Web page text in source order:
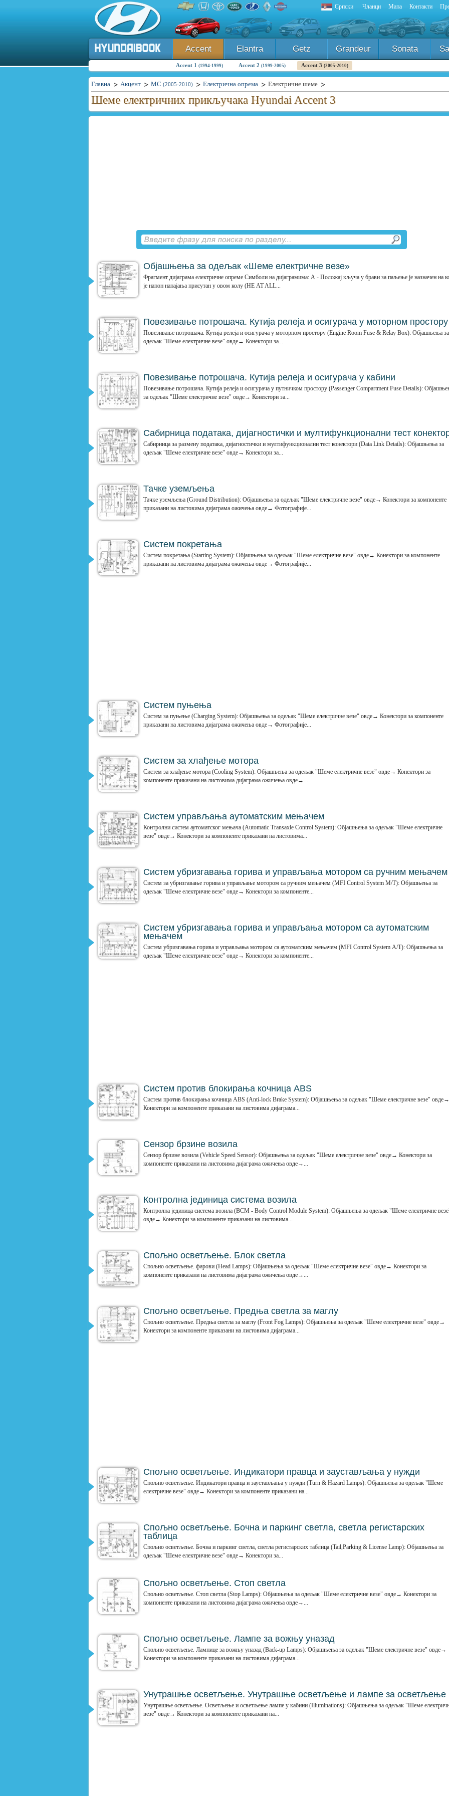
Српски Чланци Мапа Контакти
Accent Elantra Getz Grandeur Sonata
Accent 1 (1994-1999) Accent 2 (1999-2005) Accent 3 (2005-2010)
Главна Акцент MC (2005-2010) Електрична опрема Електричне шеме
Шеме електричних прикључака Hyundai Accent 3
Објашњења за одељак «Шеме електричне везе»
Фрагмент дијаграма електричне опреме Симболи на дијаграмима: А - Положај кључа у брави за паљење је назначен на
је напон напајања присутан у овом колу (НЕ AT ALL...
Повезивање потрошача. Кутија релеја и осигурача у моторном простору
Повезивање потрошача. Кутија релеја и осигурача у моторном простору (Engine Room Fuse & Relay Box): Објашњења за
одељак "Шеме електричне везе" овде→ Конектори за...
Повезивање потрошача. Кутија релеја и осигурача у кабини
Повезивање потрошача. Кутија релеја и осигурача у путничком простору (Passenger Compartment Fuse Details):
за одељак "Шеме електричне везе" овде→ Конектори за...
Сабирница података, дијагностички и мултифункционални тест
Сабирница за размену података, дијагностички и мултифункционални тест конектори (Data Link Details): Објашњења за
одељак "Шеме електричне везе" овде→ Конектори за...
Тачке уземљења
Тачке уземљења (Ground Distribution): Објашњења за одељак "Шеме електричне везе" овде→ Конектори за компоненте
приказани на листовима дијаграма ожичења овде→ Фотографије...
Систем покретања
Систем покретања (Starting System): Објашњења за одељак "Шеме електричне везе" овде→ Конектори за компоненте
приказани на листовима дијаграма ожичења овде→ Фотографије...
Систем пуњења
Систем за пуњење (Charging System): Објашњења за одељак "Шеме електричне везе" овде→ Конектори за компоненте
приказани на листовима дијаграма ожичења овде→ Фотографије...
Систем за хлађење мотора
Систем за хлађење мотора (Cooling System): Објашњења за одељак "Шеме електричне везе" овде→ Конектори за
компоненте приказани на листовима дијаграма ожичења овде→...
Систем управљања аутоматским мењачем
Контролни систем аутоматског мењача (Automatic Transaxle Control System): Објашњења за одељак "Шеме електричне
везе" овде→ Конектори за компоненте приказани на листовима...
Систем убризгавања горива и управљања мотором са ручним мењачем
Систем за убризгавање горива и управљање мотором са ручним мењачем (MFI Control System М/Т): Објашњења за
одељак "Шеме електричне везе" овде→ Конектори за компоненте...
Систем убризгавања горива и управљања мотором са аутоматским
мењачем
Систем убризгавања горива и управљања мотором са аутоматским мењачем (MFI Control System А/Т): Објашњења за
одељак "Шеме електричне везе" овде→ Конектори за компоненте...
Систем против блокирања кочница ABS
Систем против блокирања кочница ABS (Anti-lock Brake System): Објашњења за одељак "Шеме електричне везе" овде→
Конектори за компоненте приказани на листовима дијаграма...
Сензор брзине возила
Сензор брзине возила (Vehicle Speed Sensor): Објашњења за одељак "Шеме електричне везе" овде→ Конектори за
компоненте приказани на листовима дијаграма ожичења овде→...
Контролна јединица система возила
Контролна јединица система возила (BCM - Body Control Module System): Објашњења за одељак "Шеме електричне
овде→ Конектори за компоненте приказани на листовима...
Спољно осветљење. Блок светла
Спољно осветљење. фарови (Head Lamps): Објашњења за одељак "Шеме електричне везе" овде→ Конектори за
компоненте приказани на листовима дијаграма ожичења овде→...
Спољно осветљење. Предња светла за маглу
Спољно осветљење. Предња светла за маглу (Front Fog Lamps): Објашњења за одељак "Шеме електричне везе" овде→
Конектори за компоненте приказани на листовима дијаграма...
Спољно осветљење. Индикатори правца и заустављања у нужди
Спољно осветљење. Индикатори правца и заустављања у нужди (Turn & Hazard Lamps): Објашњења за одељак "Шеме
електричне везе" овде→ Конектори за компоненте приказани на...
Спољно осветљење. Бочна и паркинг светла, светла регистарских
таблица
Спољно осветљење. Бочна и паркинг светла, светла регистарских таблица (Tail,Parking & License Lamp): Објашњења за
одељак "Шеме електричне везе" овде→ Конектори за...
Спољно осветљење. Стоп светла
Спољно осветљење. Стоп светла (Stop Lamps): Објашњења за одељак "Шеме електричне везе" овде→ Конектори за
компоненте приказани на листовима дијаграма ожичења овде→...
Спољно осветљење. Лампе за вожњу уназад
Спољно осветљење. Лампице за вожњу уназад (Back-up Lamps): Објашњења за одељак "Шеме електричне везе" овде→
Конектори за компоненте приказани на листовима дијаграма...
Унутрашње осветљење. Унутрашње осветљење и лампе за осветљење
Унутрашње осветљење. Осветљење и осветљење лампе у кабини (Illuminations): Објашњења за одељак "Шеме
везе" овде→ Конектори за компоненте приказани на...